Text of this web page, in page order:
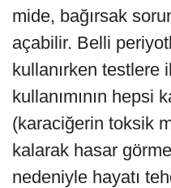
mide, bağırsak
açabilir. Belli
kullanırken testlere
kullanımının hepsi
(karaciğerin toksik
kalarak hasar
nedeniyle hayatı